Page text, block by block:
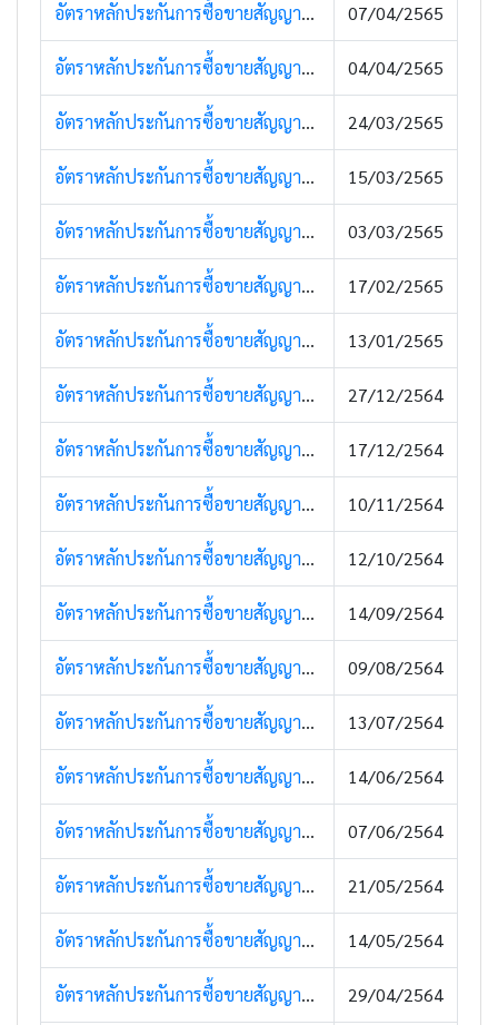
อัตราหลักประกันการซื้อขายสัญญาซื้อขายล่วงหน้า (Super Margin) (12 เมษายน 2565) 07/04/2565
อัตราหลักประกันการซื้อขายสัญญาซื้อขายล่วงหน้า (5 เมษายน 2565) 04/04/2565
อัตราหลักประกันการซื้อขายสัญญาซื้อขายล่วงหน้า (28 มีนาคม 2565) 24/03/2565
อัตราหลักประกันการซื้อขายสัญญาซื้อขายล่วงหน้า (17 มีนาคม 2565) 15/03/2565
อัตราหลักประกันการซื้อขายสัญญาซื้อขายล่วงหน้า (8 มีนาคม 2565) 03/03/2565
อัตราหลักประกันการซื้อขายสัญญาซื้อขายล่วงหน้า (17 กุมภาพันธ์ 2565) 17/02/2565
อัตราหลักประกันการซื้อขายสัญญาซื้อขายล่วงหน้า (13 มกราคม 2565) 13/01/2565
อัตราหลักประกันการซื้อขายสัญญาซื้อขายล่วงหน้า (28 ธันวาคม 2564) 27/12/2564
อัตราหลักประกันการซื้อขายสัญญาซื้อขายล่วงหน้า (20 ธันวาคม 2564) 17/12/2564
อัตราหลักประกันการซื้อขายสัญญาซื้อขายล่วงหน้า (10 พฤศจิกายน 2564) 10/11/2564
อัตราหลักประกันการซื้อขายสัญญาซื้อขายล่วงหน้า (14 ตุลาคม 2564) 12/10/2564
อัตราหลักประกันการซื้อขายสัญญาซื้อขายล่วงหน้า (14 กันยายน 2564) 14/09/2564
อัตราหลักประกันการซื้อขายสัญญาซื้อขายล่วงหน้า (10 สิงหาคม 2564) 09/08/2564
อัตราหลักประกันการซื้อขายสัญญาซื้อขายล่วงหน้า (13 กรกฎาคม 2564) 13/07/2564
อัตราหลักประกันการซื้อขายสัญญาซื้อขายล่วงหน้า (16 มิถุนายน 2564) 14/06/2564
อัตราหลักประกันการซื้อขายสัญญาซื้อขายล่วงหน้า (7 มิถุนายน 2564) 07/06/2564
อัตราหลักประกันการซื้อขายสัญญาซื้อขายล่วงหน้า (21 พฤษภาคม 2564) 21/05/2564
อัตราหลักประกันการซื้อขายสัญญาซื้อขายล่วงหน้า (14 พฤษภาคม 2564) 14/05/2564
อัตราหลักประกันการซื้อขายสัญญาซื้อขายล่วงหน้า (30 เมษายน 2564) 29/04/2564